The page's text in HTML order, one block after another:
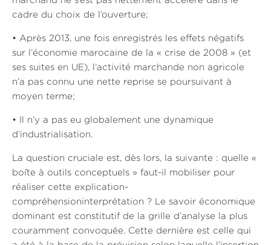
cadre du choix de l’ouverture;
• Après 2013, une fois enregistrés les effets négatifs
sur l’économie marocaine de la « crise de 2008 » (et
ses suites en UE), l’activité marchande non agricole
n’a pas connu une nette reprise se poursuivant à
moyen terme;
• Il n’y a pas eu globalement une dynamique
d’industrialisation.
La question cruciale est, dès lors, la suivante : quelle «
boîte à outils conceptuels » faut-il mobiliser pour
réaliser cette explication-
compréhensioninterprétation ? Le savoir économique
dominant est constitutif de la grille d’analyse la plus
couramment convoquée. Cette dernière est celle qui